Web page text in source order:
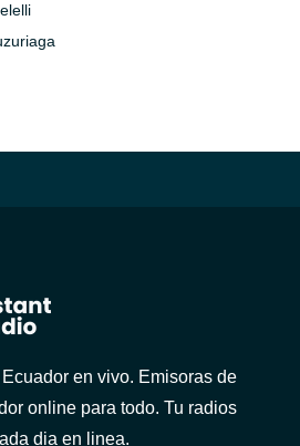
en vivo. Emisoras de
online para todo. Tu radios
dia en linea.